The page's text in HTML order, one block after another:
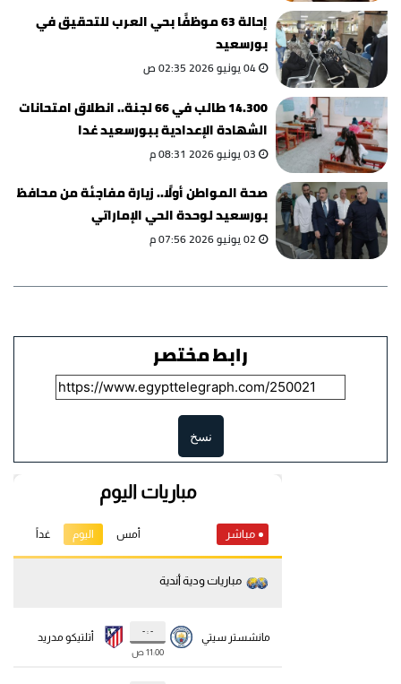
إحالة 63 موظفًا بحي العرب للتحقيق في
بورسعيد
04 يونيو 2026 02:35 ص
14.300 طالب في 66 لجنة.. انطلاق امتحانات
الشهادة الإعدادية ببورسعيد غدا
03 يونيو 2026 08:31 م
صحة المواطن أولًا.. زيارة مفاجئة من محافظ
بورسعيد لوحدة الحي الإماراتي
02 يونيو 2026 07:56 م
رابط مختصر
نسخ